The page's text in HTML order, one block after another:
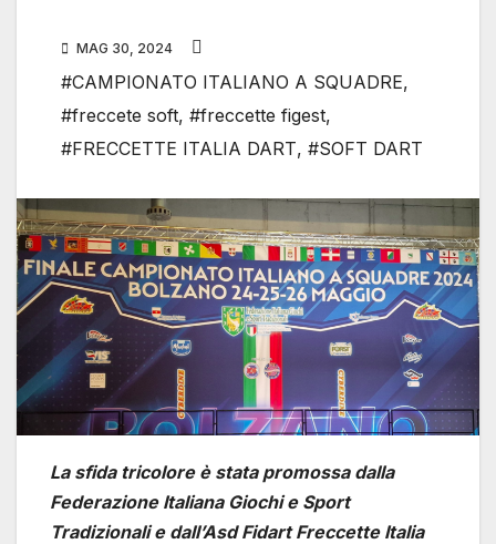
MAG 30, 2024
#CAMPIONATO ITALIANO A SQUADRE,
#freccete soft, #freccette figest,
#FRECCETTE ITALIA DART, #SOFT DART
La sfida tricolore è stata promossa dalla
Federazione Italiana Giochi e Sport
Tradizionali e dall’Asd Fidart Freccette Italia